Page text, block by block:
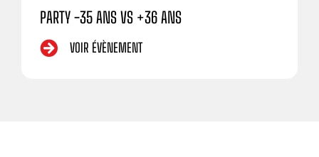
PARTY -35 ANS VS +36 ANS
VOIR ÉVÈNEMENT